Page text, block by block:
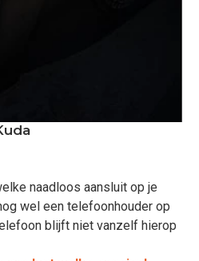
naadloos aansluit op je
wel een telefoonhouder op
blijft niet vanzelf hierop